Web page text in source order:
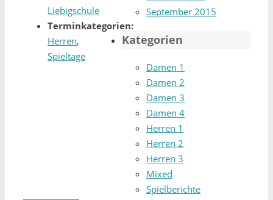
Liebigschule
Terminkategorien:
Herren,
Spieltage
September 2015
Kategorien
Damen 1
Damen 2
Damen 3
Damen 4
Herren 1
Herren 2
Herren 3
Mixed
Spielberichte